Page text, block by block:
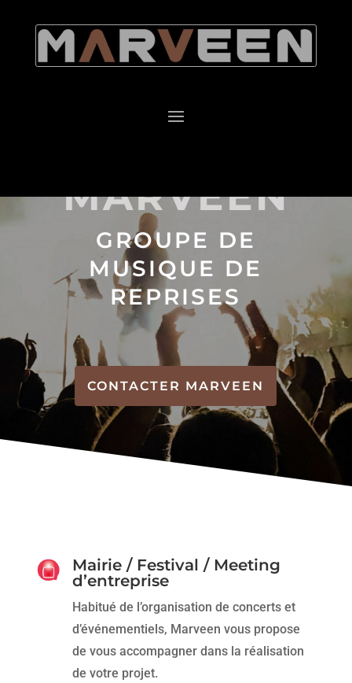
MARVEEN
GROUPE DE
MUSIQUE DE
REPRISES
CONTACTER MARVEEN
Mairie / Festival / Meeting
d’entreprise
Habitué de l’organisation de concerts et
d’événementiels, Marveen vous propose
de vous accompagner dans la réalisation
de votre projet.